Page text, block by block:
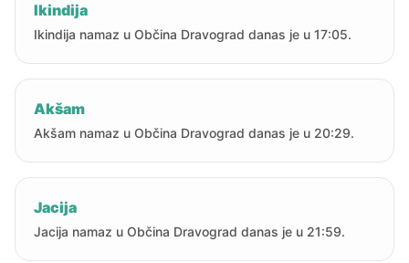
Ikindija
Ikindija namaz u Občina Dravograd danas je u 17:05.
Akšam
Akšam namaz u Občina Dravograd danas je u 20:29.
Jacija
Jacija namaz u Občina Dravograd danas je u 21:59.